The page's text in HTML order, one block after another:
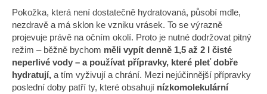
Pokožka, která není dostatečně hydratovaná, působí mdle,
nezdravě a má sklon ke vzniku vrásek. To se výrazně
projevuje právě na očním okolí. Proto je nutné dodržovat pitný
režim – běžně bychom měli vypít denně 1,5 až 2 l čisté
neperlivé vody – a používat přípravky, které pleť dobře
hydratují, a tím vyživují a chrání. Mezi nejúčinnější přípravky
poslední doby patří ty, které obsahují nízkomolekulární